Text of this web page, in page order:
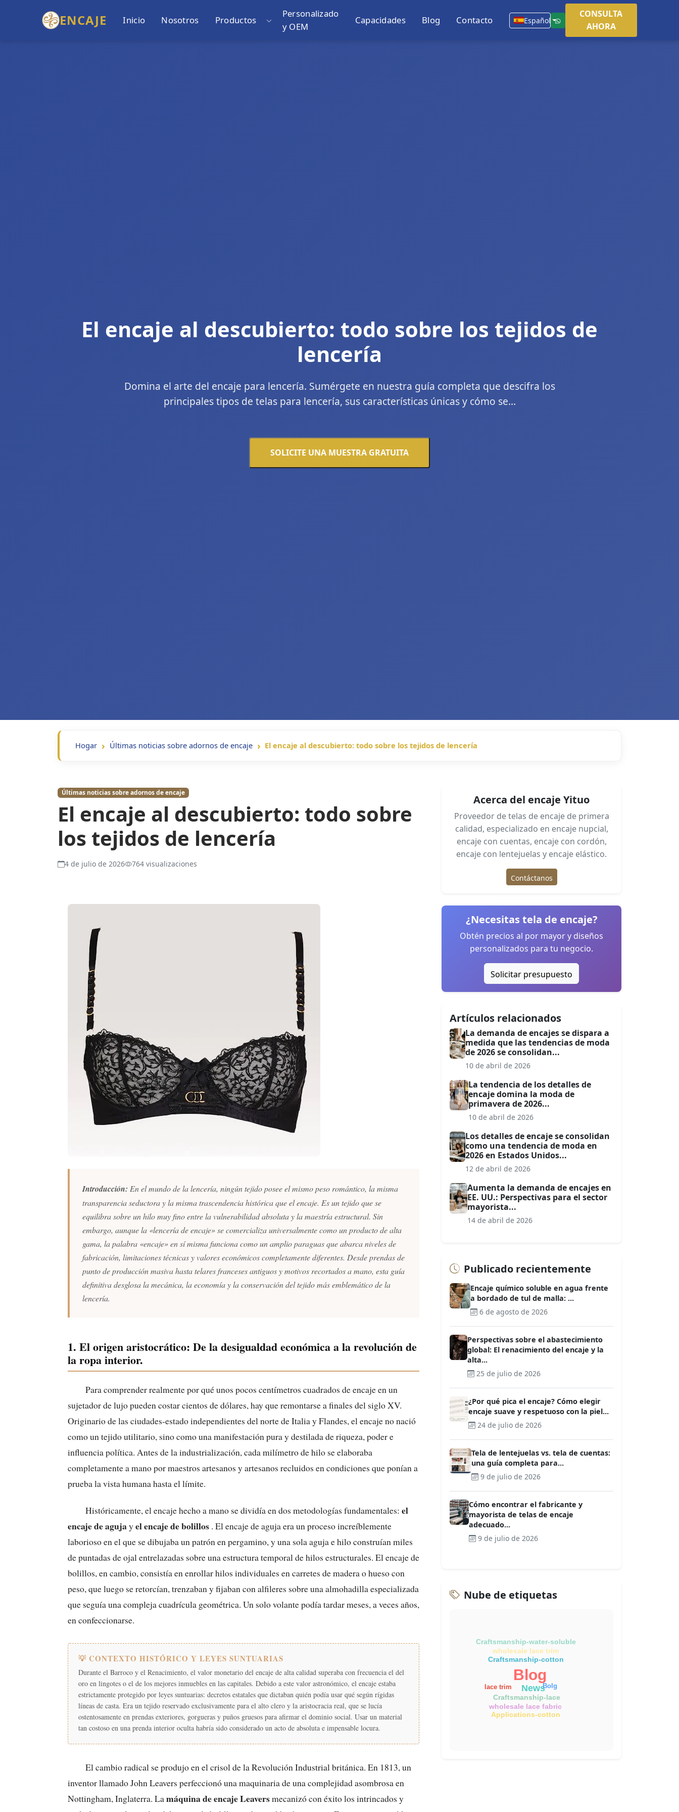
ENCAJE Inicio Nosotros Productos
Personalizado
y OEM
Capacidades Blog Contacto Español
CONSULTA
AHORA
El encaje al descubierto: todo sobre los tejidos de
lencería
Domina el arte del encaje para lencería. Sumérgete en nuestra guía completa que descifra los
principales tipos de telas para lencería, sus características únicas y cómo se...
SOLICITE UNA MUESTRA GRATUITA
Hogar Últimas noticias sobre adornos de encaje El encaje al descubierto: todo sobre los tejidos de lencería
Últimas noticias sobre adornos de encaje
El encaje al descubierto: todo sobre
los tejidos de lencería
4 de julio de 2026 764 visualizaciones
Introducción: En el mundo de la lencería, ningún tejido posee el mismo peso romántico, la misma
transparencia seductora y la misma trascendencia histórica que el encaje. Es un tejido que se
equilibra sobre un hilo muy fino entre la vulnerabilidad absoluta y la maestría estructural. Sin
embargo, aunque la «lencería de encaje» se comercializa universalmente como un producto de alta
gama, la palabra «encaje» en sí misma funciona como un amplio paraguas que abarca niveles de
fabricación, limitaciones técnicas y valores económicos completamente diferentes. Desde prendas de
punto de producción masiva hasta telares franceses antiguos y motivos recortados a mano, esta guía
definitiva desglosa la mecánica, la economía y la conservación del tejido más emblemático de la
lencería.
1. El origen aristocrático: De la desigualdad económica a la revolución de
la ropa interior.
Para comprender realmente por qué unos pocos centímetros cuadrados de encaje en un
sujetador de lujo pueden costar cientos de dólares, hay que remontarse a finales del siglo XV.
Originario de las ciudades-estado independientes del norte de Italia y Flandes, el encaje no nació
como un tejido utilitario, sino como una manifestación pura y destilada de riqueza, poder e
influencia política. Antes de la industrialización, cada milímetro de hilo se elaboraba
completamente a mano por maestros artesanos y artesanos recluidos en condiciones que ponían a
prueba la vista humana hasta el límite.
Históricamente, el encaje hecho a mano se dividía en dos metodologías fundamentales:el
encaje de agujayel encaje de bolillos . El encaje de aguja era un proceso increíblemente
laborioso en el que se dibujaba un patrón en pergamino, y una sola aguja e hilo construían miles
de puntadas de ojal entrelazadas sobre una estructura temporal de hilos estructurales. El encaje de
bolillos, en cambio, consistía en enrollar hilos individuales en carretes de madera o hueso con
peso, que luego se retorcían, trenzaban y fijaban con alfileres sobre una almohadilla especializada
que seguía una compleja cuadrícula geométrica. Un solo volante podía tardar meses, a veces años,
en confeccionarse.
💡 CONTEXTO HISTÓRICO Y LEYES SUNTUARIAS
Durante el Barroco y el Renacimiento, el valor monetario del encaje de alta calidad superaba con frecuencia el del
oro en lingotes o el de los mejores inmuebles en las capitales. Debido a este valor astronómico, el encaje estaba
estrictamente protegido por leyes suntuarias: decretos estatales que dictaban quién podía usar qué según rígidas
líneas de casta. Era un tejido reservado exclusivamente para el alto clero y la aristocracia real, que se lucía
ostentosamente en prendas exteriores, gorgueras y puños gruesos para afirmar el dominio social. Usar un material
tan costoso en una prenda interior oculta habría sido considerado un acto de absoluta e impensable locura.
El cambio radical se produjo en el crisol de la Revolución Industrial británica. En 1813, un
inventor llamado John Leavers perfeccionó una maquinaria de una complejidad asombrosa en
Nottingham, Inglaterra. Lamáquina de encaje Leaversmecanizó con éxito los intrincados y
Acerca del encaje Yituo
Proveedor de telas de encaje de primera
calidad, especializado en encaje nupcial,
encaje con cuentas, encaje con cordón,
encaje con lentejuelas y encaje elástico.
Contáctanos
¿Necesitas tela de encaje?
Obtén precios al por mayor y diseños
personalizados para tu negocio.
Solicitar presupuesto
Artículos relacionados
La demanda de encajes se dispara a
medida que las tendencias de moda
de 2026 se consolidan...
10 de abril de 2026
La tendencia de los detalles de
encaje domina la moda de
primavera de 2026...
10 de abril de 2026
Los detalles de encaje se consolidan
como una tendencia de moda en
2026 en Estados Unidos...
12 de abril de 2026
Aumenta la demanda de encajes en
EE. UU.: Perspectivas para el sector
mayorista...
14 de abril de 2026
Publicado recientemente
Encaje químico soluble en agua frente
a bordado de tul de malla: ...
6 de agosto de 2026
Perspectivas sobre el abastecimiento
global: El renacimiento del encaje y la
alta...
25 de julio de 2026
¿Por qué pica el encaje? Cómo elegir
encaje suave y respetuoso con la piel...
24 de julio de 2026
Tela de lentejuelas vs. tela de cuentas:
una guía completa para...
9 de julio de 2026
Cómo encontrar el fabricante y
mayorista de telas de encaje
adecuado...
9 de julio de 2026
Nube de etiquetas
Craftsmanship-lace
Applications-cotton
wholesale lace fabric
Blog
News
Craftsmanship-water-soluble
lace trim
wholesale lace trim
Craftsmanship-cotton
Bolg